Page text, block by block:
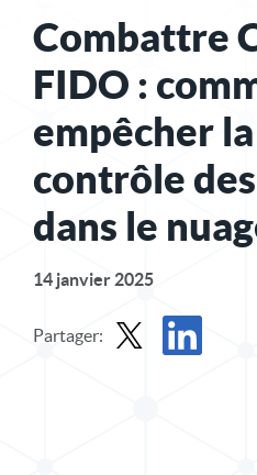
Combattre
FIDO :
empêcher
contrôle
dans le
14 janvier 2025
Partager: